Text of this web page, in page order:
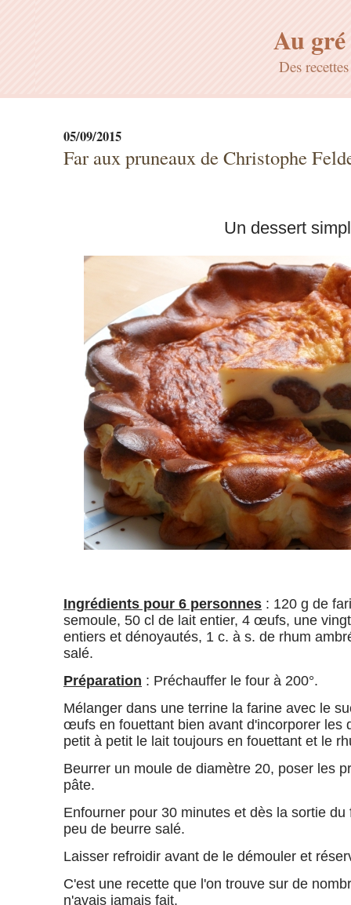
Au gré
Des
05/09/2015
Far aux pruneaux de Christophe
Un dessert
Ingrédients pour 6 personnes : 120 g de
semoule, 50 cl de lait entier, 4 œufs, une
entiers et dénoyautés, 1 c. à s. de rhum
salé.
Préparation : Préchauffer le four à 200°.
Mélanger dans une terrine la farine avec le
œufs en fouettant bien avant d'incorporer les
petit à petit le lait toujours en fouettant et le
Beurrer un moule de diamètre 20, poser les
pâte.
Enfourner pour 30 minutes et dès la sortie
peu de beurre salé.
Laisser refroidir avant de le démouler et
C'est une recette que l'on trouve sur de
n'avais jamais fait.